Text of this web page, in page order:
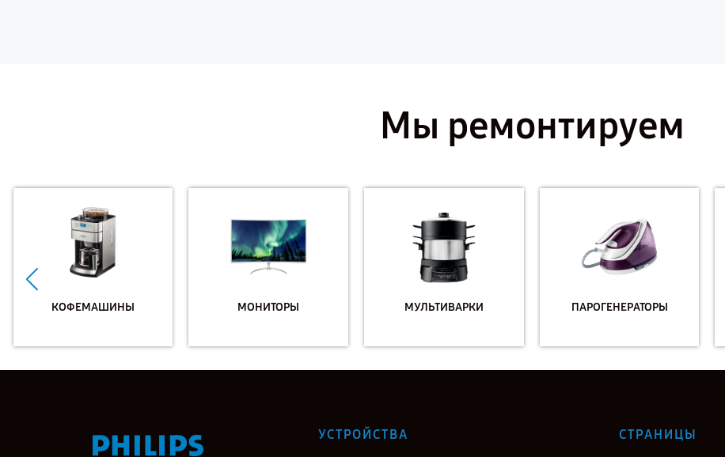
Мы ремонтируем
КОФЕМАШИНЫ МОНИТОРЫ МУЛЬТИВАРКИ ПАРОГЕНЕРАТОРЫ
УСТРОЙСТВА СТРАНИЦЫ